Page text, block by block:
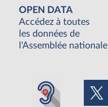
OPEN DATA
Accédez à toutes
les données de
l'Assemblée nationale